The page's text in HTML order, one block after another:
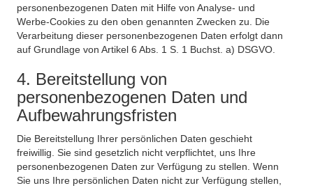
personenbezogenen Daten mit Hilfe von Analyse- und
Werbe-Cookies zu den oben genannten Zwecken zu. Die
Verarbeitung dieser personenbezogenen Daten erfolgt dann
auf Grundlage von Artikel 6 Abs. 1 S. 1 Buchst. a) DSGVO.
4. Bereitstellung von
personenbezogenen Daten und
Aufbewahrungsfristen
Die Bereitstellung Ihrer persönlichen Daten geschieht
freiwillig. Sie sind gesetzlich nicht verpflichtet, uns Ihre
personenbezogenen Daten zur Verfügung zu stellen. Wenn
Sie uns Ihre persönlichen Daten nicht zur Verfügung stellen,